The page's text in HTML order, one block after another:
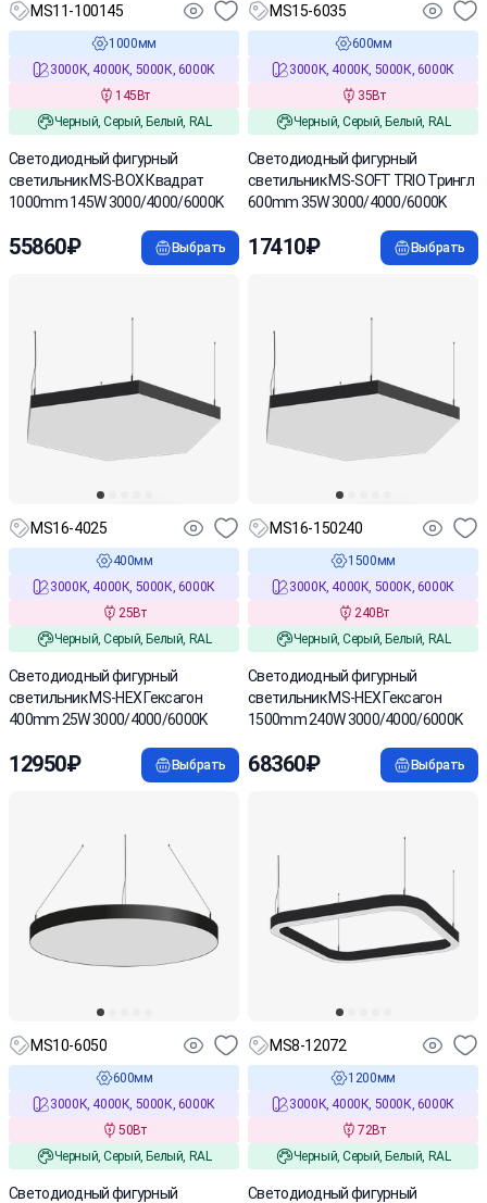
MS11-100145
1000мм
3000К, 4000К, 5000К, 6000К
145Вт
Черный, Серый, Белый, RAL
Cветодиодный фигурный
светильник MS-BOX Квадрат
1000mm 145W 3000/4000/6000K
55860₽ Выбрать
MS15-6035
600мм
3000К, 4000К, 5000К, 6000К
35Вт
Черный, Серый, Белый, RAL
Cветодиодный фигурный
светильник MS-SOFT TRIO Трингл
600mm 35W 3000/4000/6000K
17410₽ Выбрать
MS16-4025
400мм
3000К, 4000К, 5000К, 6000К
25Вт
Черный, Серый, Белый, RAL
Cветодиодный фигурный
светильник MS-HEX Гексагон
400mm 25W 3000/4000/6000K
12950₽ Выбрать
MS16-150240
1500мм
3000К, 4000К, 5000К, 6000К
240Вт
Черный, Серый, Белый, RAL
Cветодиодный фигурный
светильник MS-HEX Гексагон
1500mm 240W 3000/4000/6000K
68360₽ Выбрать
MS10-6050
600мм
3000К, 4000К, 5000К, 6000К
50Вт
Черный, Серый, Белый, RAL
Cветодиодный фигурный
MS8-12072
1200мм
3000К, 4000К, 5000К, 6000К
72Вт
Черный, Серый, Белый, RAL
Светодиодный фигурный